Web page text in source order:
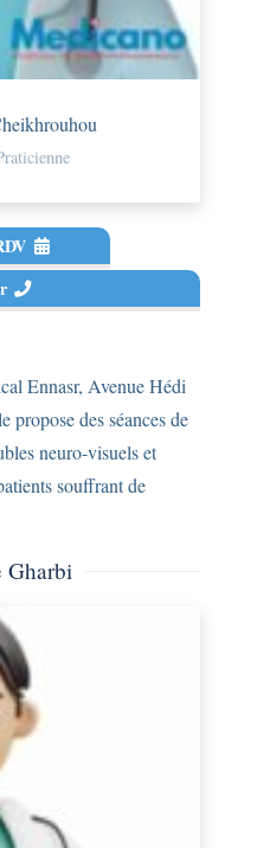
Ennasr, Avenue Hédi
des séances de
neuro-visuels et
souffrant de
Gharbi